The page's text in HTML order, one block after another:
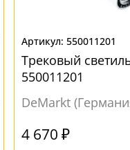
550011201
Трековый
550011201
DeMarkt
4 670 ₽